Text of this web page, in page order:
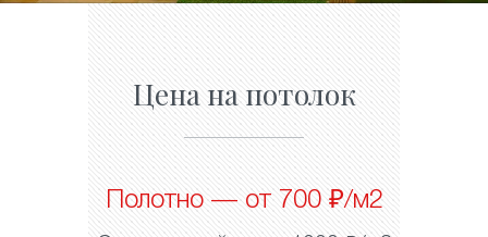
Цена на потолок
Полотно — от 700 ₽/м2